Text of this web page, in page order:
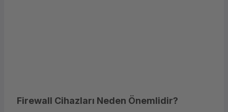
Firewall Cihazları Neden Önemlidir?